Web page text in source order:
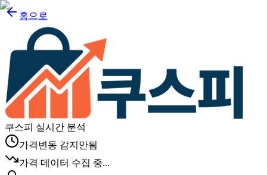
홈으로
쿠스피 실시간 분석
가격변동 감지안됨
가격 데이터 수집 중...